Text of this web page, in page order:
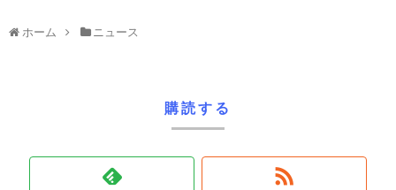
ホーム ニュース
購読する